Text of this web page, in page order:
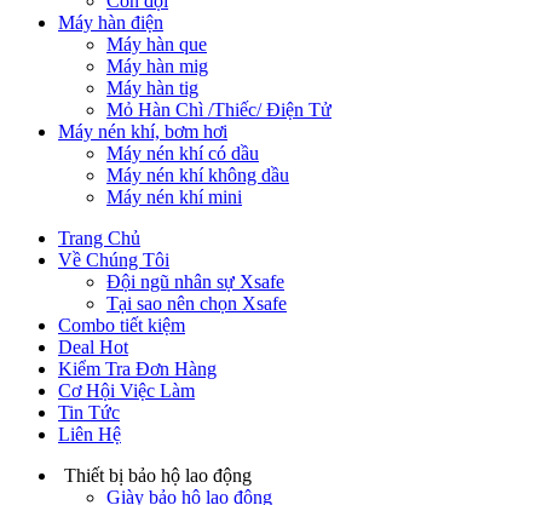
Máy hàn điện
Máy hàn que
Máy hàn mig
Máy hàn tig
Mỏ Hàn Chì /Thiếc/ Điện Tử
Máy nén khí, bơm hơi
Máy nén khí có dầu
Máy nén khí không dầu
Máy nén khí mini
Trang Chủ
Về Chúng Tôi
Đội ngũ nhân sự Xsafe
Tại sao nên chọn Xsafe
Combo tiết kiệm
Deal Hot
Kiểm Tra Đơn Hàng
Cơ Hội Việc Làm
Tin Tức
Liên Hệ
Thiết bị bảo hộ lao động
Giày bảo hộ lao động